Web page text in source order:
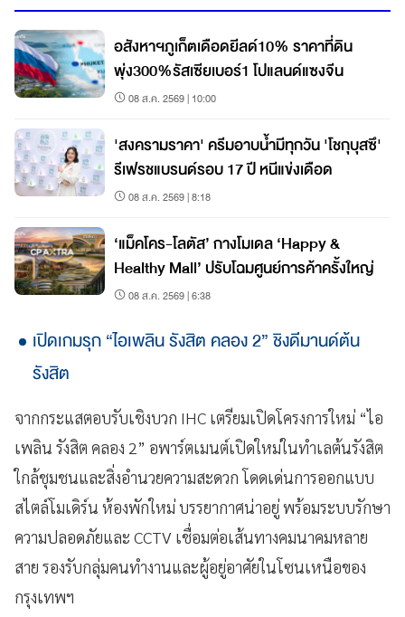
อสังหาฯภูเก็ตเดือดยีลด์10% ราคาที่ดิน
พุ่ง300%รัสเซียเบอร์1 โปแลนด์แซงจีน
08 ส.ค. 2569 | 10:00
'สงครามราคา' ครีมอาบน้ำมีทุกวัน 'โชกุบุสซึ'
รีเฟรชแบรนด์รอบ 17 ปี หนีแข่งเดือด
08 ส.ค. 2569 | 8:18
‘แม็คโคร-โลตัส’ กางโมเดล ‘Happy &
Healthy Mall’ ปรับโฉมศูนย์การค้าครั้งใหญ่
08 ส.ค. 2569 | 6:38
เปิดเกมรุก “ไอเพลิน รังสิต คลอง 2” ชิงดีมานด์ต้น
รังสิต
จากกระแสตอบรับเชิงบวก IHC เตรียมเปิดโครงการใหม่ “ไอ
เพลิน รังสิต คลอง 2” อพาร์ตเมนต์เปิดใหม่ในทำเลต้นรังสิต
ใกล้ชุมชนและสิ่งอำนวยความสะดวก โดดเด่นการออกแบบ
สไตล์โมเดิร์น ห้องพักใหม่ บรรยากาศน่าอยู่ พร้อมระบบรักษา
ความปลอดภัยและ CCTV เชื่อมต่อเส้นทางคมนาคมหลาย
สาย รองรับกลุ่มคนทำงานและผู้อยู่อาศัยในโซนเหนือของ
กรุงเทพฯ